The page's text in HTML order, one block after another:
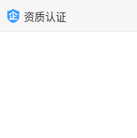
资质认证